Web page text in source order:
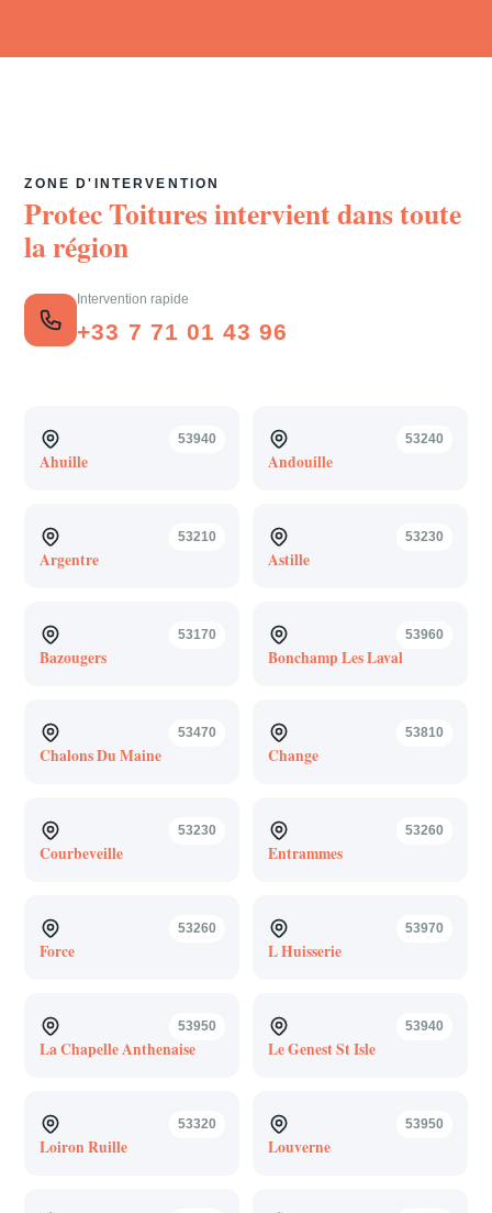
ZONE D'INTERVENTION
Protec Toitures intervient dans toute
la région
Intervention rapide
+33 7 71 01 43 96
53940
Ahuille
53240
Andouille
53210
Argentre
53230
Astille
53170
Bazougers
53960
Bonchamp Les Laval
53470
Chalons Du Maine
53810
Change
53230
Courbeveille
53260
Entrammes
53260
Force
53970
L Huisserie
53950
La Chapelle Anthenaise
53940
Le Genest St Isle
53320
Loiron Ruille
53950
Louverne